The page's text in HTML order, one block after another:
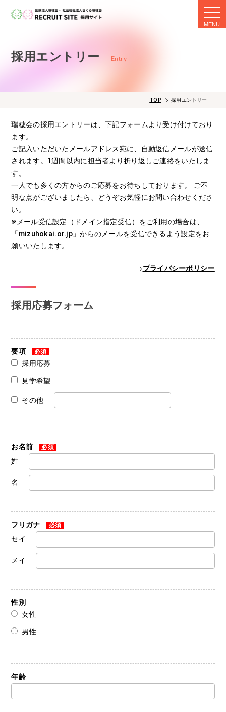
採用エントリー Entry
TOP 採用エントリー
瑞穂会の採用エントリーは、下記フォームより受け付けており
ます。
ご記入いただいたメールアドレス宛に、自動返信メールが送信
されます。1週間以内に担当者より折り返しご連絡をいたしま
す。
一人でも多くの方からのご応募をお待ちしております。 ご不
明な点がございましたら、どうぞお気軽にお問い合わせくださ
い。
※メール受信設定（ドメイン指定受信）をご利用の場合は、
「mizuhokai.or.jp」からのメールを受信できるよう設定をお
願いいたします。
→プライバシーポリシー
採用応募フォーム
要項 必須
採用応募
見学希望
その他
お名前 必須
姓
名
フリガナ 必須
セイ
メイ
性別
女性
男性
年齢